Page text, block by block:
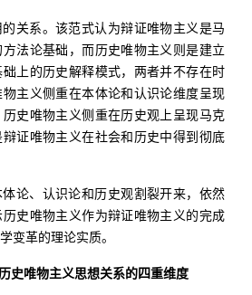
关系。该范式认为辩证唯物主义是马
法论基础，而历史唯物主义则是建立
上的历史解释模式，两者并不存在时
主义侧重在本体论和认识论维度呈现
史唯物主义侧重在历史观上呈现马克
证唯物主义在社会和历史中得到彻底
论、认识论和历史观割裂开来，依然
史唯物主义作为辩证唯物主义的完成
变革的理论实质。
史唯物主义思想关系的四重维度